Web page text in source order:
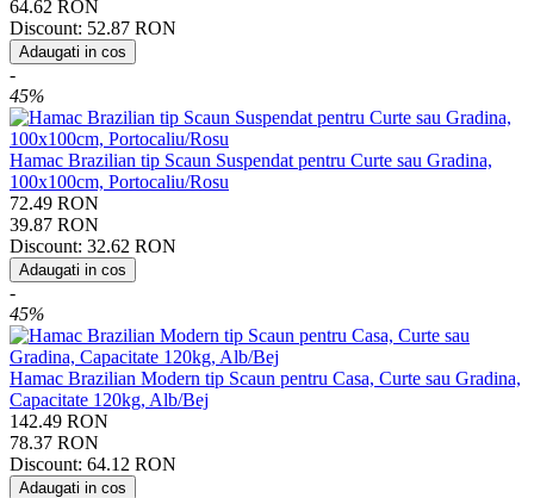
64.62 RON
Discount: 52.87 RON
Adaugati in cos
-
45%
Hamac Brazilian tip Scaun Suspendat pentru Curte sau Gradina,
100x100cm, Portocaliu/Rosu
72.49 RON
39.87 RON
Discount: 32.62 RON
Adaugati in cos
-
45%
Hamac Brazilian Modern tip Scaun pentru Casa, Curte sau Gradina,
Capacitate 120kg, Alb/Bej
142.49 RON
78.37 RON
Discount: 64.12 RON
Adaugati in cos